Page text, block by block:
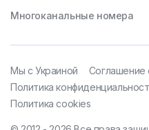
Многоканальные номера
Мы с Украиной
Соглашение
Политика
Политика cookies